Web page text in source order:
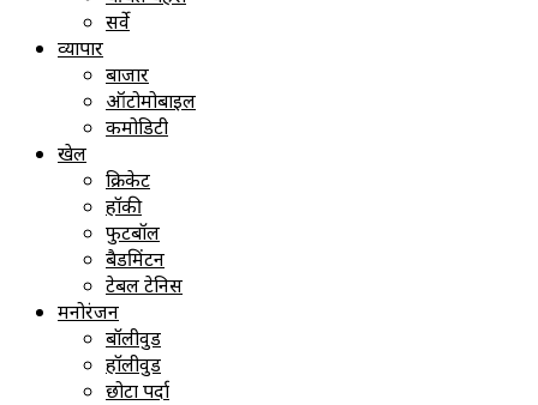
सर्वे
व्यापार
बाजार
ऑटोमोबाइल
कमोडिटी
खेल
क्रिकेट
हॉकी
फुटबॉल
बैडमिंटन
टेबल टेनिस
मनोरंजन
बॉलीवुड
हॉलीवुड
छोटा पर्दा